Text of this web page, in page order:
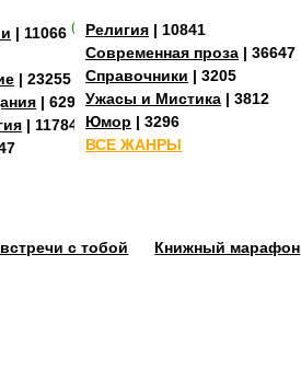
| 11066 (+3)
| 23255
| 629
| 11784
Религия | 10841
Современная проза | 36647
Справочники | 3205
Ужасы и Мистика | 3812
Юмор | 3296
ВСЕ ЖАНРЫ
с тобой
Книжный марафон